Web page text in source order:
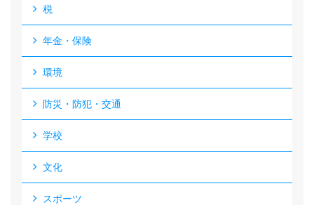
税
年金・保険
環境
防災・防犯・交通
学校
文化
スポーツ